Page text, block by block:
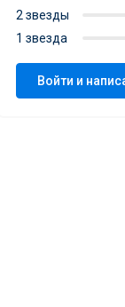
2 звезды
1 звезда
Войти и